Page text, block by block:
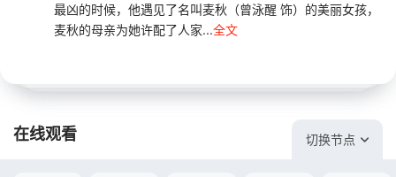
最凶的时候，他遇见了名叫麦秋（曾泳醒 饰）的美丽女孩，
麦秋的母亲为她许配了人家...全文
在线观看 切换节点